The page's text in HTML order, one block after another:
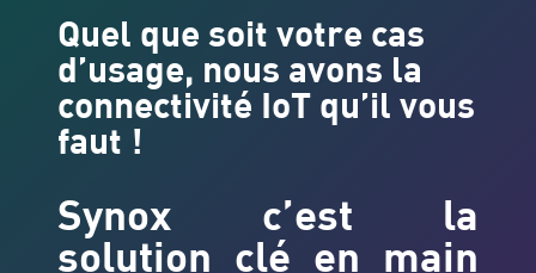
Quel que soit votre cas
d’usage, nous avons la
connectivité IoT qu’il vous
faut !
Synox c’est la
solution clé en main